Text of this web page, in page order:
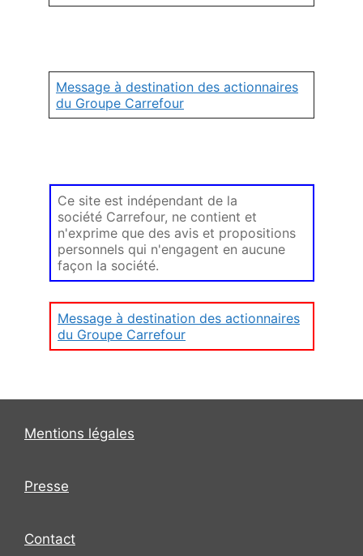
Message à destination des actionnaires
du Groupe Carrefour
Ce site est indépendant de la
société Carrefour, ne contient et
n'exprime que des avis et propositions
personnels qui n'engagent en aucune
façon la société.
Message à destination des actionnaires
du Groupe Carrefour
Mentions légales
Presse
Contact